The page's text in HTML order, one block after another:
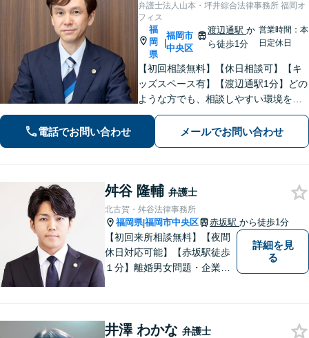
弁護士法人山本・坪井綜合法律事務所 福岡オ
フィス
福
岡
県
|
福岡市
中央区
渡辺通駅か
ら徒歩1分
営業時間：本
日定休日
【初回相談無料】【休日相談可】【キ
ッズスペース有】【渡辺通駅1分】どの
ような方でも、相談しやすい環境を整
えています。依頼者様に寄り添った対
応を心がけています。【離婚・男女問
題】DV被害へ積極的に対応。お気軽に
電話でお問い合わせ メールでお問い合わせ
舛谷 隆輔 弁護士
北古賀・舛谷法律事務所
福岡県|福岡市中央区 赤坂駅 から徒歩1分
【初回来所相談無料】【夜間
休日対応可能】【赤坂駅徒歩
１分】離婚男女問題・企業法
詳細を見
る
井澤 わかな 弁護士